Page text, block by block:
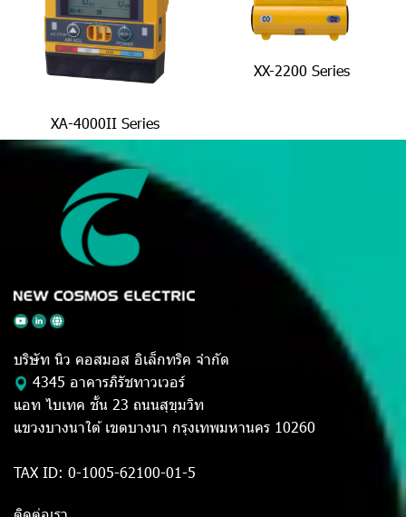
XA-4000II Series
XX-2200 Series
บริษัท นิว คอสมอส อิเล็กทริค จำกัด
4345 อาคารภิรัชทาวเวอร์
แอท ไบเทค ชั้น 23 ถนนสุขุมวิท
แขวงบางนาใต้ เขตบางนา กรุงเทพมหานคร 10260
TAX ID: 0-1005-62100-01-5